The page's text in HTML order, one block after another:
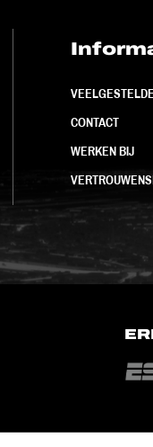
CONTACT
WERKEN BIJ